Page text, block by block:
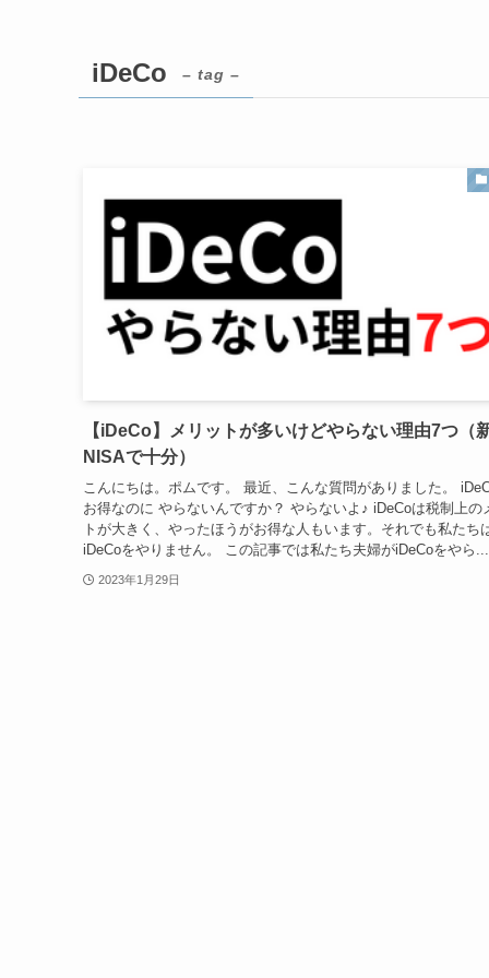
iDeCo – tag –
【iDeCo】メリットが多いけどやらない理由7つ（
NISAで十分）
こんにちは。ポムです。 最近、こんな質問がありました。
お得なのに やらないんですか？ やらないよ♪ iDeCoは税制上の
トが大きく、やったほうがお得な人もいます。それでも私たち
iDeCoをやりません。 この記事では私たち夫婦がiDeCoをやら...
2023年1月29日